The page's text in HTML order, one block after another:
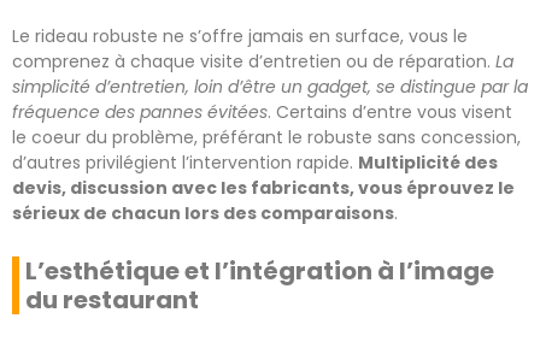
Le rideau robuste ne s’offre jamais en surface, vous le
comprenez à chaque visite d’entretien ou de réparation. La
simplicité d’entretien, loin d’être un gadget, se distingue par la
fréquence des pannes évitées. Certains d’entre vous visent
le coeur du problème, préférant le robuste sans concession,
d’autres privilégient l’intervention rapide. Multiplicité des
devis, discussion avec les fabricants, vous éprouvez le
sérieux de chacun lors des comparaisons.
L’esthétique et l’intégration à l’image
du restaurant